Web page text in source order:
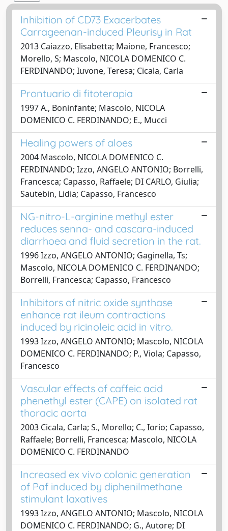
Inhibition of CD73 Exacerbates
Carrageenan-induced Pleurisy in Rat
2013 Caiazzo, Elisabetta; Maione, Francesco;
Morello, S; Mascolo, NICOLA DOMENICO C.
FERDINANDO; Iuvone, Teresa; Cicala, Carla
Prontuario di fitoterapia
1997 A., Boninfante; Mascolo, NICOLA
DOMENICO C. FERDINANDO; E., Mucci
Healing powers of aloes
2004 Mascolo, NICOLA DOMENICO C.
FERDINANDO; Izzo, ANGELO ANTONIO; Borrelli,
Francesca; Capasso, Raffaele; DI CARLO, Giulia;
Sautebin, Lidia; Capasso, Francesco
NG-nitro-L-arginine methyl ester
reduces senna- and cascara-induced
diarrhoea and fluid secretion in the rat.
1996 Izzo, ANGELO ANTONIO; Gaginella, Ts;
Mascolo, NICOLA DOMENICO C. FERDINANDO;
Borrelli, Francesca; Capasso, Francesco
Inhibitors of nitric oxide synthase
enhance rat ileum contractions
induced by ricinoleic acid in vitro.
1993 Izzo, ANGELO ANTONIO; Mascolo, NICOLA
DOMENICO C. FERDINANDO; P., Viola; Capasso,
Francesco
Vascular effects of caffeic acid
phenethyl ester (CAPE) on isolated rat
thoracic aorta
2003 Cicala, Carla; S., Morello; C., Iorio; Capasso,
Raffaele; Borrelli, Francesca; Mascolo, NICOLA
DOMENICO C. FERDINANDO
Increased ex vivo colonic generation
of Paf induced by diphenilmethane
stimulant laxatives
1993 Izzo, ANGELO ANTONIO; Mascolo, NICOLA
DOMENICO C. FERDINANDO; G., Autore; DI